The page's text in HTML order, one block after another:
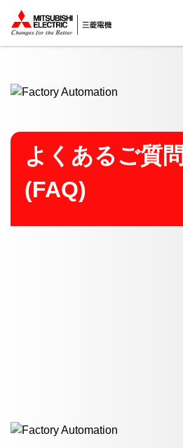
ここから本文
よくあるご質問
(FAQ)